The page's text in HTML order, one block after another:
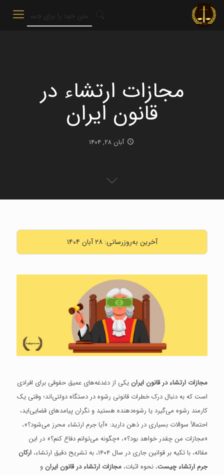
مجازات ارتشاء در
قانون ایران
آبان ۲۸, ۱۴۰۴
آخرین به‌روزرسانی: ۲۸ آبان ۱۴۰۴
مجازات ارتشاء در قانون ایران یکی از دغدغه‌های عمیق حقوقی برای افرادی
است که به دنبال درک خطرات قانونی رشوه در دستگاه دولتی‌اند؛ وقتی یک
کارمند رشوه می‌گیرد یا رشوه‌دهنده هستید و نگران پیامدهای قضایی‌اید،
احتمالاً سوالات بسیاری در ذهن دارید: «آیا جرم ارتشاء محرز می‌شود؟»،
«مجازات من چقدر خواهد بود؟»، «چگونه می‌توانم دفاع کنم؟» در این
مقاله، با تکیه بر قوانین جاری در سال ۱۴۰۴، به تشریح دقیق ارتشاء،
ارکان
جرم ارتشاء چیست، نحوه اثبات، مجازات ارتشاء در قانون ایران و